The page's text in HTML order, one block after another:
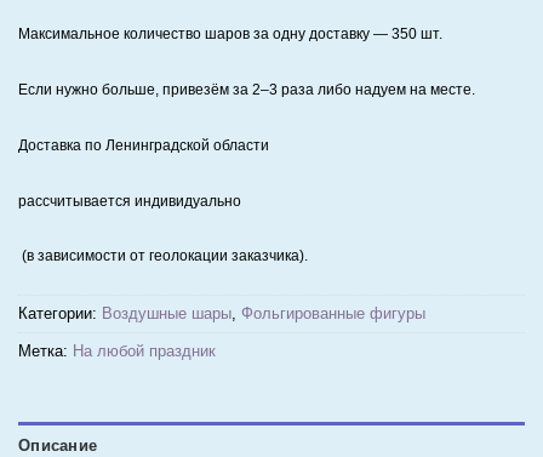
Максимальное количество шаров за одну доставку — 350 шт.
Если нужно больше, привезём за 2–3 раза либо надуем на месте.
Доставка по Ленинградской области
рассчитывается индивидуально
(в зависимости от геолокации заказчика).
Категории: Воздушные шары, Фольгированные фигуры
Метка: На любой праздник
Описание